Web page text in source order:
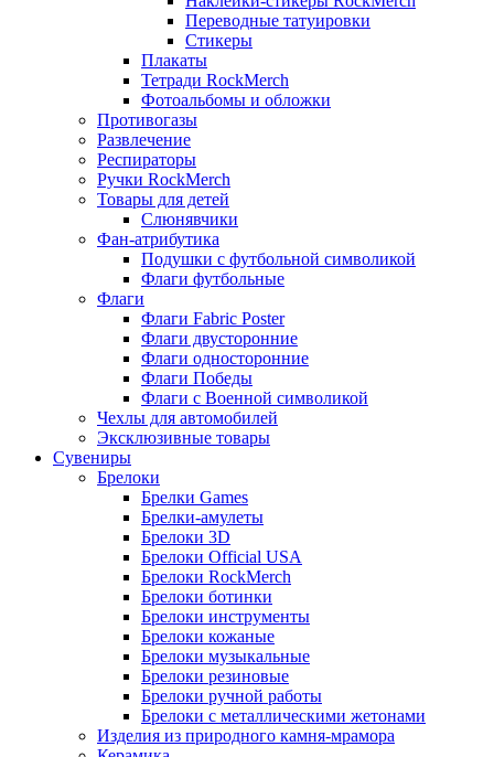
Переводные татуировки
Стикеры
Плакаты
Тетради RockMerch
Фотоальбомы и обложки
Противогазы
Развлечение
Респираторы
Ручки RockMerch
Товары для детей
Слюнявчики
Фан-атрибутика
Подушки с футбольной символикой
Флаги футбольные
Флаги
Флаги Fabric Poster
Флаги двусторонние
Флаги односторонние
Флаги Победы
Флаги с Военной символикой
Чехлы для автомобилей
Эксклюзивные товары
Сувениры
Брелоки
Брелки Games
Брелки-амулеты
Брелоки 3D
Брелоки Official USA
Брелоки RockMerch
Брелоки ботинки
Брелоки инструменты
Брелоки кожаные
Брелоки музыкальные
Брелоки резиновые
Брелоки ручной работы
Брелоки с металлическими жетонами
Изделия из природного камня-мрамора